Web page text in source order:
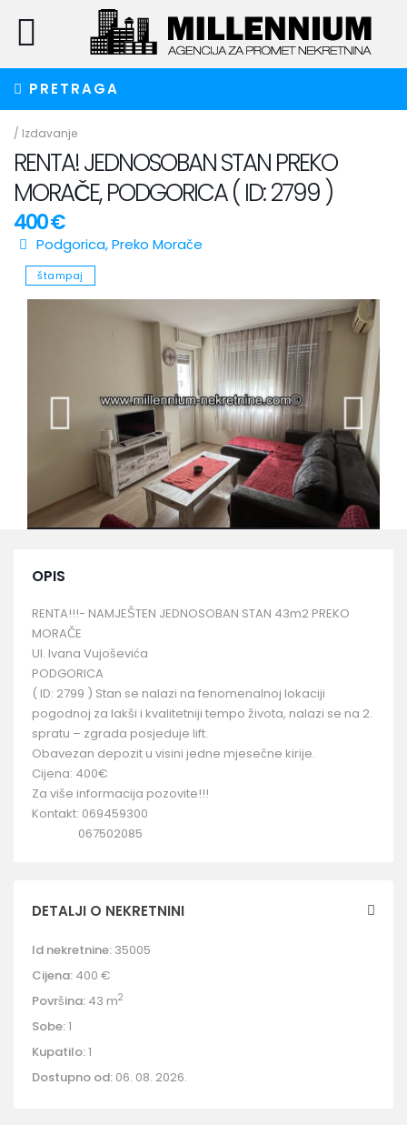
PRETRAGA
/ Izdavanje
RENTA! JEDNOSOBAN STAN PREKO
MORAČE, PODGORICA ( ID: 2799 )
400 €
Podgorica,Preko Morače
štampaj
OPIS
RENTA!!!- NAMJEŠTEN JEDNOSOBAN STAN 43m2 PREKO
MORAČE
Ul. Ivana Vujoševića
PODGORICA
( ID: 2799 ) Stan se nalazi na fenomenalnoj lokaciji
pogodnoj za lakši i kvalitetniji tempo života, nalazi se na 2.
spratu – zgrada posjeduje lift.
Obavezan depozit u visini jedne mjesečne kirije.
Cijena: 400€
Za više informacija pozovite!!!
Kontakt: 069459300
067502085
DETALJI O NEKRETNINI
Id nekretnine: 35005
Cijena: 400 €
Površina: 43 m2
Sobe:1
Kupatilo:1
Dostupno od: 06. 08. 2026.